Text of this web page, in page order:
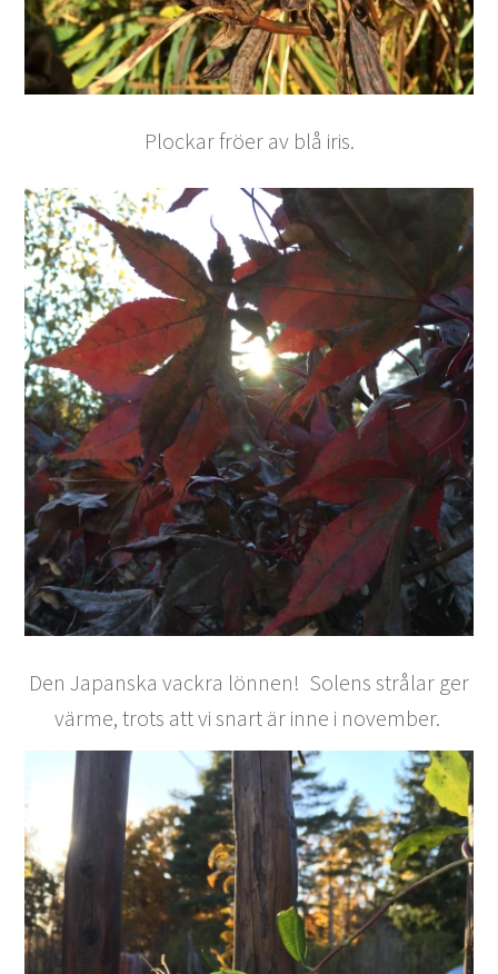
Plockar fröer av blå iris.
Den Japanska vackra lönnen! Solens strålar ger
värme, trots att vi snart är inne i november.